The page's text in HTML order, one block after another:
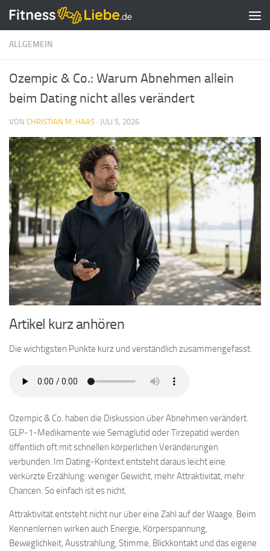
Zum Inhalt springen
ALLGEMEIN
Ozempic & Co.: Warum Abnehmen allein
beim Dating nicht alles verändert
VON CHRISTIAN M. HAAS · JULI 5, 2026
Artikel kurz anhören
Die wichtigsten Punkte kurz und verständlich zusammengefasst.
Ozempic & Co. haben die Diskussion über Abnehmen verändert.
GLP-1-Medikamente wie Semaglutid oder Tirzepatid werden
öffentlich oft mit schnellen körperlichen Veränderungen
verbunden. Im Dating-Kontext entsteht daraus leicht eine
verkürzte Erzählung: weniger Gewicht, mehr Attraktivität, mehr
Chancen. So einfach ist es nicht.
Attraktivität entsteht nicht nur über eine Zahl auf der Waage. Beim
Kennenlernen wirken auch Energie, Körperspannung,
Beweglichkeit, Ausstrahlung, Stimme, Blickkontakt und das eigene